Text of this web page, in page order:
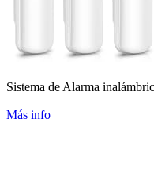
Sistema de Alarma
Más info